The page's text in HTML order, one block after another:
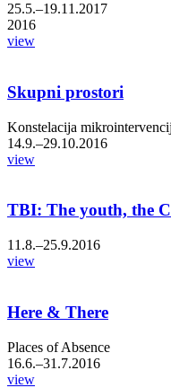
25.5.–19.11.2017
2016
view
Skupni prostori
Konstelacija
14.9.–29.10.2016
view
TBI: The youth, the
11.8.–25.9.2016
view
Here & There
Places of Absence
16.6.–31.7.2016
view